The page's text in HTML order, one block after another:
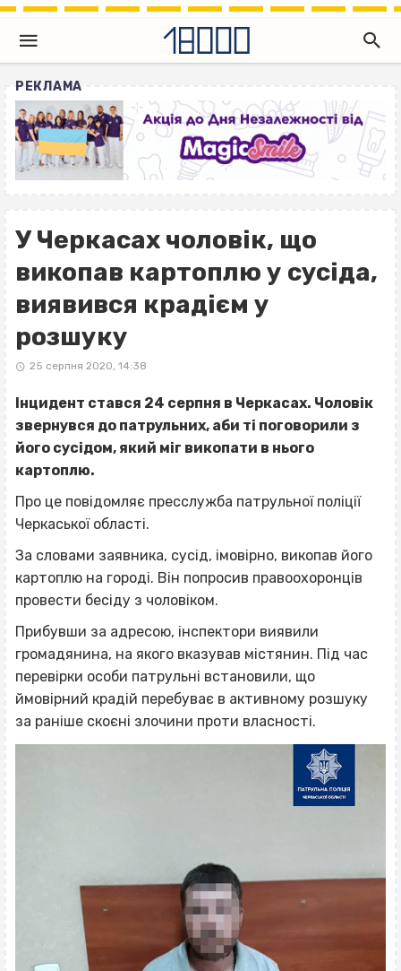
РЕКЛАМА
У Черкасах чоловік, що
викопав картоплю у сусіда,
виявився крадієм у
розшуку
25 серпня 2020, 14:38
Інцидент стався 24 серпня в Черкасах. Чоловік
звернувся до патрульних, аби ті поговорили з
його сусідом, який міг викопати в нього
картоплю.
Про це повідомляє пресслужба патрульної поліції
Черкаської області.
За словами заявника, сусід, імовірно, викопав його
картоплю на городі. Він попросив правоохоронців
провести бесіду з чоловіком.
Прибувши за адресою, інспектори виявили
громадянина, на якого вказував містянин. Під час
перевірки особи патрульні встановили, що
ймовірний крадій перебуває в активному розшуку
за раніше скоєні злочини проти власності.